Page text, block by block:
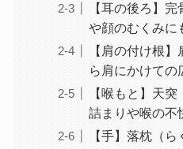
【耳の後ろ】
や顔のむくみに
【肩の付け根
ら肩にかけての
【喉もと】天
詰まりや喉の不
【手】落枕（